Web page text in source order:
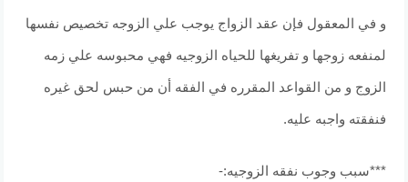
و في المعقول فإن عقد الزواج يوجب علي الزوجه تخصيص نفسها
لمنفعه زوجها و تفريغها للحياه الزوجيه فهي محبوسه علي زمه
الزوج و من القواعد المقرره في الفقه أن من حبس لحق غيره
فنفقته واجبه عليه.
***سبب وجوب نفقه الزوجيه:-